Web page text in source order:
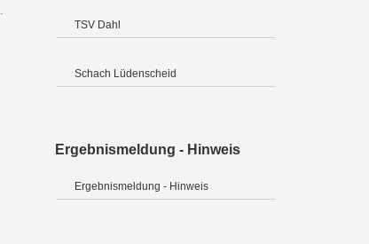
TSV Dahl
Schach Lüdenscheid
Ergebnismeldung - Hinweis
Ergebnismeldung - Hinweis